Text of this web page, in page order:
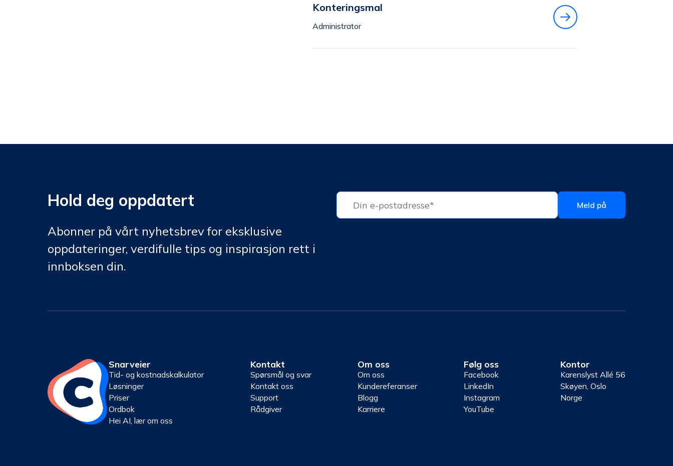
Konteringsmal
Administrator
Hold deg oppdatert
Abonner på vårt nyhetsbrev for eksklusive
oppdateringer, verdifulle tips og inspirasjon rett i
innboksen din.
Snarveier
Tid- og kostnadskalkulator
Løsninger
Priser
Ordbok
Hei AI, lær om oss
Kontakt
Spørsmål og svar
Kontakt oss
Support
Rådgiver
Om oss
Om oss
Kundereferanser
Blogg
Karriere
Følg oss
Facebook
LinkedIn
Instagram
YouTube
Kontor
Karenslyst Allé 56
Skøyen, Oslo
Norge